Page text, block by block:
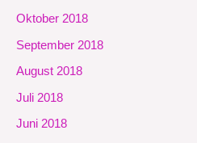
Oktober 2018
September 2018
August 2018
Juli 2018
Juni 2018